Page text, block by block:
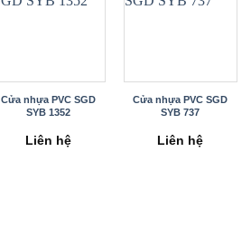
Cửa nhựa PVC SGD
SYB 1352
Liên hệ
Cửa nhựa PVC SGD
SYB 737
Liên hệ